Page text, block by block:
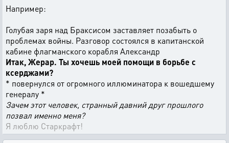
Например:
Голубая заря над Браксисом заставляет позабыть о
проблемах войны. Разговор состоялся в капитанской
кабине флагманского корабля Александр
Итак, Жерар. Ты хочешь моей помощи в борьбе с
ксерджами?
* повернулся от огромного иллюминатора к вошедшему
генералу *
Зачем этот человек, странный давний друг прошлого
позвал именно меня?
Я люблю Старкрафт!